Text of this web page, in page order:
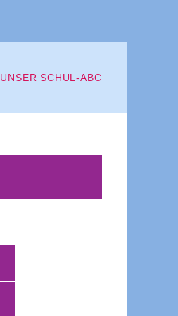
UNSER SCHUL-ABC